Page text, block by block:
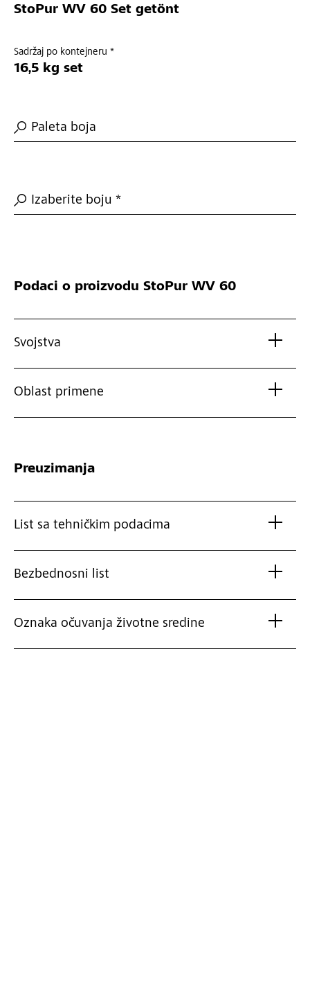
StoPur WV 60 Set getönt
Sadržaj po kontejneru *
16,5 kg set
Paleta boja
Izaberite boju *
Podaci o proizvodu StoPur WV 60
Svojstva
Oblast primene
Preuzimanja
List sa tehničkim podacima
Bezbednosni list
Oznaka očuvanja životne sredine